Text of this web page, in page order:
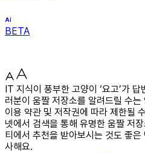
BETA
IT 지식이 풍부한 고양이 ‘요고’가
러분이 움짤 저장소를 알려드릴 수는
이용 약관 및 저작권에 따라 제한될
넷에서 검색을 통해 유명한 움짤 저
티에서 추천을 받아보시는 것도 좋
사해요.